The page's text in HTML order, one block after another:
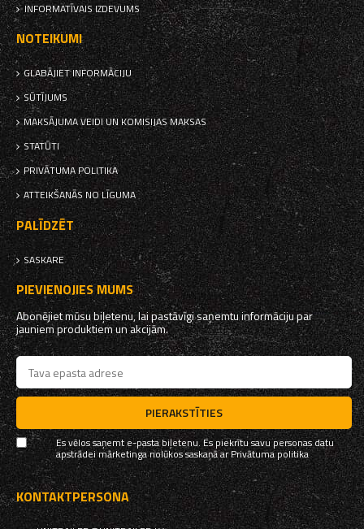
INFORMATĪVAIS IZDEVUMS
NOTEIKUMI
GLABĀJIET INFORMĀCIJU
SŪTĪJUMS
MAKSĀJUMA VEIDI UN KOMISIJAS MAKSAS
STATŪTI
PRIVĀTUMA POLITIKA
ATTEIKŠANĀS NO LĪGUMA
PALĪDZĒT
SASKARE
PIEVIENOJIES MUMS
Abonējiet mūsu biļetenu, lai pastāvīgi saņemtu informāciju par
jauniem produktiem un akcijām.
PIERAKSTĪTIES
Es vēlos saņemt e-pasta biļetenu. Es piekrītu savu personas datu
apstrādei mārketinga nolūkos saskaņā arPrivātuma politika
KONTAKTPERSONA